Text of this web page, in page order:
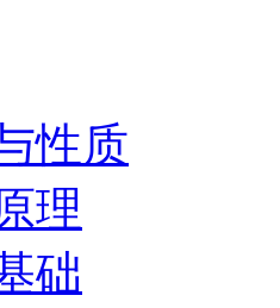
性质
理
础